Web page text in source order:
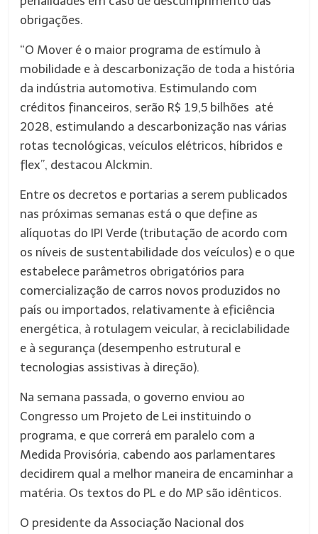
obrigações.
“O Mover é o maior programa de estímulo à
mobilidade e à descarbonização de toda a história
da indústria automotiva. Estimulando com
créditos financeiros, serão R$ 19,5 bilhões até
2028, estimulando a descarbonização nas várias
rotas tecnológicas, veículos elétricos, híbridos e
flex”, destacou Alckmin.
Entre os decretos e portarias a serem publicados
nas próximas semanas está o que define as
alíquotas do IPI Verde (tributação de acordo com
os níveis de sustentabilidade dos veículos) e o que
estabelece parâmetros obrigatórios para
comercialização de carros novos produzidos no
país ou importados, relativamente à eficiência
energética, à rotulagem veicular, à reciclabilidade
e à segurança (desempenho estrutural e
tecnologias assistivas à direção).
Na semana passada, o governo enviou ao
Congresso um Projeto de Lei instituindo o
programa, e que correrá em paralelo com a
Medida Provisória, cabendo aos parlamentares
decidirem qual a melhor maneira de encaminhar a
matéria. Os textos do PL e do MP são idênticos.
O presidente da Associação Nacional dos